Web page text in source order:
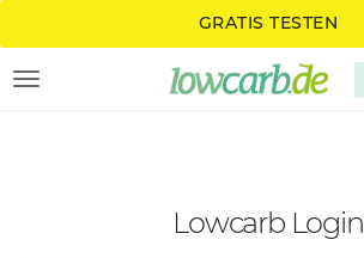
GRATIS TESTEN
TOGGLE NAVIGATION
Lowcarb Login